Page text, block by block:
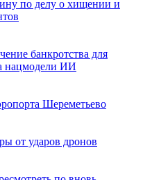
по делу о хищении и
банкротства для
нацмодели ИИ
Шереметьево
от ударов дронов